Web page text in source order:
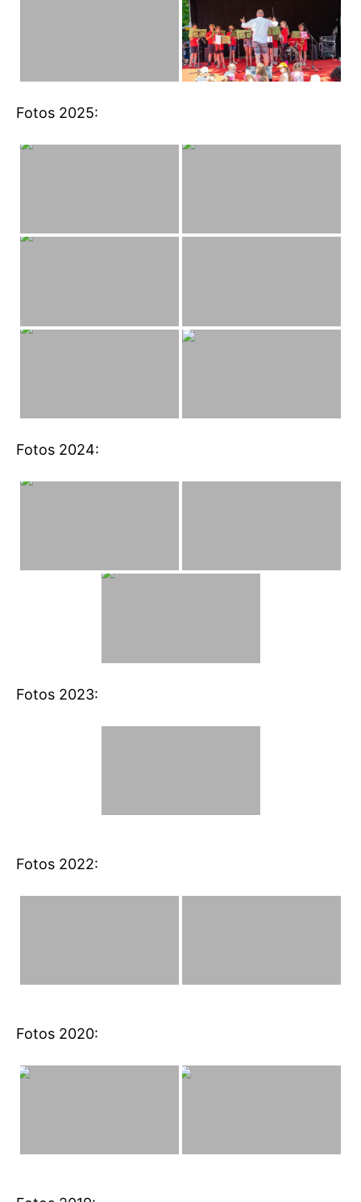
Fotos 2025:
Fotos 2024:
Fotos 2023:
Fotos 2022:
Fotos 2020: